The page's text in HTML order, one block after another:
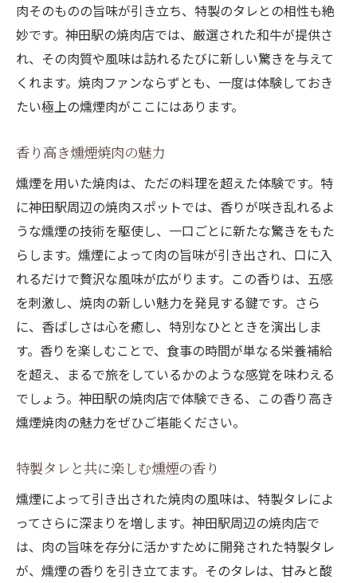
肉そのものの旨味が引き立ち、特製のタレとの相性も絶
妙です。神田駅の焼肉店では、厳選された和牛が提供さ
れ、その肉質や風味は訪れるたびに新しい驚きを与えて
くれます。焼肉ファンならずとも、一度は体験しておき
たい極上の燻煙肉がここにはあります。
香り高き燻煙焼肉の魅力
燻煙を用いた焼肉は、ただの料理を超えた体験です。特
に神田駅周辺の焼肉スポットでは、香りが咲き乱れるよ
うな燻煙の技術を駆使し、一口ごとに新たな驚きをもた
らします。燻煙によって肉の旨味が引き出され、口に入
れるだけで贅沢な風味が広がります。この香りは、五感
を刺激し、焼肉の新しい魅力を発見する鍵です。さら
に、香ばしさは心を癒し、特別なひとときを演出しま
す。香りを楽しむことで、食事の時間が単なる栄養補給
を超え、まるで旅をしているかのような感覚を味わえる
でしょう。神田駅の焼肉店で体験できる、この香り高き
燻煙焼肉の魅力をぜひご堪能ください。
特製タレと共に楽しむ燻煙の香り
燻煙によって引き出された焼肉の風味は、特製タレによ
ってさらに深まりを増します。神田駅周辺の焼肉店で
は、肉の旨味を存分に活かすために開発された特製タレ
が、燻煙の香りを引き立てます。そのタレは、甘みと酸